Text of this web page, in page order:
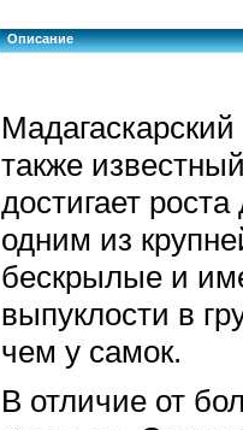
Описание
также
достигает
одним из
бескрылые и
выпуклости в
чем у самок.
В отличие от